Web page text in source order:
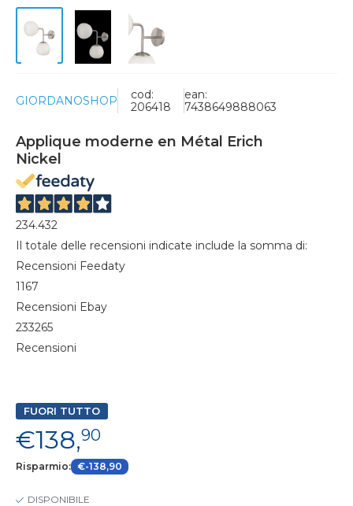
GIORDANOSHOP
cod:
206418
ean:
7438649888063
Applique moderne en Métal Erich
Nickel
234.432
Il totale delle recensioni indicate include la somma di:
Recensioni Feedaty
1167
Recensioni Ebay
233265
Recensioni
FUORI TUTTO
€138,90
Risparmio: €-138,90
DISPONIBILE